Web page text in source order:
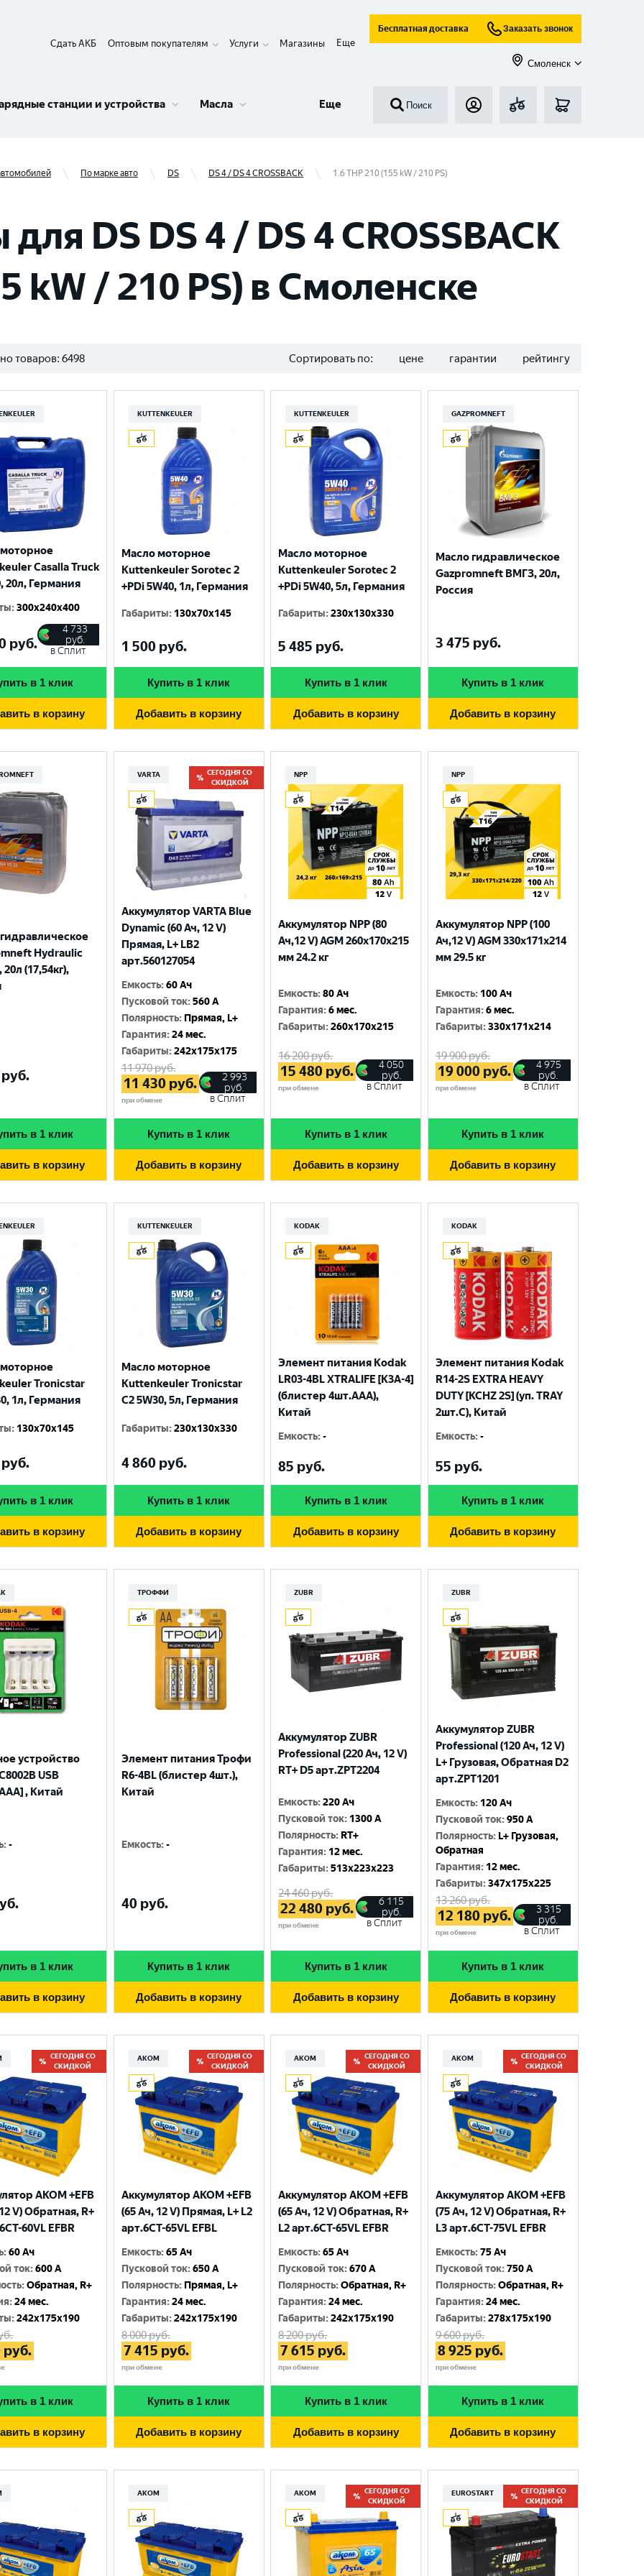
Сдать АКБ Оптовым покупателям Услуги Магазины Еще
Бесплатная доставка Заказать звонок
Смоленск
станции и устройства Масла Еще Поиск
По марке авто DS DS 4 / DS 4 CROSSBACK 1.6 THP 210 (155 kW / 210 PS)
DS DS 4 / DS 4 CROSSBACK
kW / 210 PS) в Смоленске
товаров: 6498 Сортировать по: цене гарантии рейтингу
Casalla Truck
20л, Германия
:300x240x400
руб.
4 733
руб.
в Сплит
в 1 клик
в корзину
KUTTENKEULER
Масло моторное
Kuttenkeuler Sorotec 2
+PDi 5W40, 1л, Германия
Габариты: 130x70x145
1 500 руб.
Купить в 1 клик
Добавить в корзину
KUTTENKEULER
Масло моторное
Kuttenkeuler Sorotec 2
+PDi 5W40, 5л, Германия
Габариты:230x130x330
5 485 руб.
Купить в 1 клик
Добавить в корзину
GAZPROMNEFT
Масло гидравлическое
Gazpromneft ВМГЗ, 20л,
Россия
3 475 руб.
Купить в 1 клик
Добавить в корзину
Hydraulic
20л (17,54кг),
руб.
в 1 клик
в корзину
VARTA
СЕГОДНЯ СО
СКИДКОЙ
Аккумулятор VARTA Blue
Dynamic (60 Ач, 12 V)
Прямая, L+ LB2
арт.560127054
Емкость:60 Ач
Пусковой ток:560 A
Полярность: Прямая, L+
Гарантия:24 мес.
Габариты:242x175x175
11 970руб.
11 430 руб.
при обмене
2 993
руб.
в Сплит
Купить в 1 клик
Добавить в корзину
NPP
Аккумулятор NPP (80
Ач,12 V) AGM 260x170x215
мм 24.2 кг
Емкость:80 Ач
Гарантия:6 мес.
Габариты:260x170x215
16 200руб.
15 480 руб.
при обмене
4 050
руб.
в Сплит
Купить в 1 клик
Добавить в корзину
NPP
Аккумулятор NPP (100
Ач,12 V) AGM 330x171x214
мм 29.5 кг
Емкость: 100 Ач
Гарантия:6 мес.
Габариты:330x171x214
19 900руб.
19 000 руб.
при обмене
4 975
руб.
в Сплит
Купить в 1 клик
Добавить в корзину
Tronicstar
1л, Германия
: 130x70x145
руб.
в 1 клик
в корзину
KUTTENKEULER
Масло моторное
Kuttenkeuler Tronicstar
C2 5W30, 5л, Германия
Габариты:230x130x330
4 860 руб.
Купить в 1 клик
Добавить в корзину
KODAK
Элемент питания Kodak
LR03-4BL XTRALIFE [K3A-4]
(блистер 4шт.AАА),
Китай
Емкость:-
85 руб.
Купить в 1 клик
Добавить в корзину
KODAK
Элемент питания Kodak
R14-2S EXTRA HEAVY
DUTY [KCHZ 2S] (уп. TRAY
2шт.C), Китай
Емкость:-
55 руб.
Купить в 1 клик
Добавить в корзину
устройство
USB
, Китай
:-
в 1 клик
в корзину
ТРОФФИ
Элемент питания Трофи
R6-4BL (блистер 4шт.),
Китай
Емкость:-
40 руб.
Купить в 1 клик
Добавить в корзину
ZUBR
Аккумулятор ZUBR
Professional (220 Ач, 12 V)
RT+ D5 арт.ZPT2204
Емкость:220 Ач
Пусковой ток: 1300 A
Полярность: RT+
Гарантия: 12 мес.
Габариты:513x223x223
24 460руб.
22 480 руб.
при обмене
6 115
руб.
в Сплит
Купить в 1 клик
Добавить в корзину
ZUBR
Аккумулятор ZUBR
Professional (120 Ач, 12 V)
L+ Грузовая, Обратная D2
арт.ZPT1201
Емкость: 120 Ач
Пусковой ток:950 A
Полярность: L+ Грузовая,
Обратная
Гарантия: 12 мес.
Габариты:347x175x225
13 260руб.
12 180 руб.
при обмене
3 315
руб.
в Сплит
Купить в 1 клик
Добавить в корзину
СЕГОДНЯ СО
СКИДКОЙ
AKOM +EFB
V) Обратная, R+
60VL EFBR
:60 Ач
ток:600 A
:Обратная, R+
:24 мес.
:242x175x190
руб.
в 1 клик
в корзину
АКОМ
СЕГОДНЯ СО
СКИДКОЙ
Аккумулятор AKOM +EFB
(65 Ач, 12 V) Прямая, L+ L2
арт.6СТ-65VL EFBL
Емкость:65 Ач
Пусковой ток:650 A
Полярность: Прямая, L+
Гарантия:24 мес.
Габариты:242x175x190
8 000руб.
7 415 руб.
при обмене
Купить в 1 клик
Добавить в корзину
АКОМ
СЕГОДНЯ СО
СКИДКОЙ
Аккумулятор AKOM +EFB
(65 Ач, 12 V) Обратная, R+
L2 арт.6CT-65VL EFBR
Емкость:65 Ач
Пусковой ток:670 A
Полярность:Обратная, R+
Гарантия:24 мес.
Габариты:242x175x190
8 200руб.
7 615 руб.
при обмене
Купить в 1 клик
Добавить в корзину
АКОМ
СЕГОДНЯ СО
СКИДКОЙ
Аккумулятор AKOM +EFB
(75 Ач, 12 V) Обратная, R+
L3 арт.6СТ-75VL EFBR
Емкость:75 Ач
Пусковой ток:750 A
Полярность:Обратная, R+
Гарантия:24 мес.
Габариты:278x175x190
9 600руб.
8 925 руб.
при обмене
Купить в 1 клик
Добавить в корзину
АКОМ АКОМ
СЕГОДНЯ СО
СКИДКОЙ
EUROSTART
СЕГОДНЯ СО
СКИДКОЙ
Выберите ваш город
Великий Новгород
Москва
Санкт-Петербург